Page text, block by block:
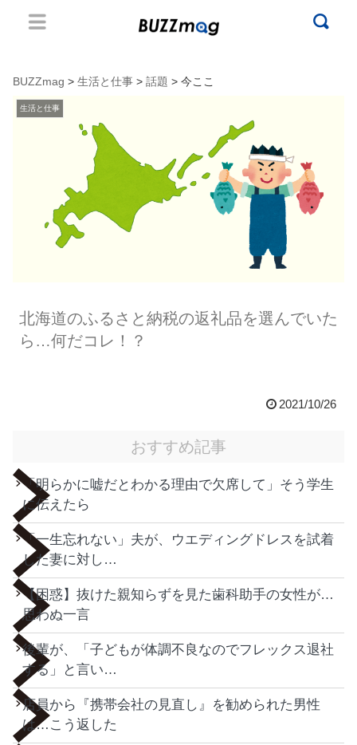
BUZZmag > 生活と仕事 > 話題 > 今ここ
生活と仕事
北海道のふるさと納税の返礼品を選んでいた
ら…何だコレ！？
2021/10/26
おすすめ記事
「明らかに嘘だとわかる理由で欠席して」そう学生
に伝えたら
「一生忘れない」夫が、ウエディングドレスを試着
した妻に対し…
【困惑】抜けた親知らずを見た歯科助手の女性が…
思わぬ一言
後輩が、「子どもが体調不良なのでフレックス退社
する」と言い…
店員から『携帯会社の見直し』を勧められた男性
は…こう返した